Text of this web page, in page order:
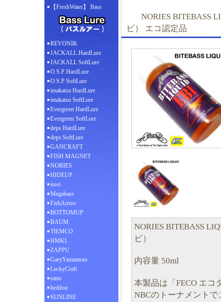
【FreshWater】 Bass
REVONIK
JACKALL HardLure
JACKALL SoftLure
O.S.P HardLure
O.S.P SoftLure
imakatsu HardLure
imakatsu SoftLure
Evergreen HardLure
Evergreen SoftLure
deps HardLure
deps SoftLure
GANCRAFT
FISH MAGNET
NORIES
HIDEUP
issei
Megabass
FishArrow
BOTTOMUP
BAUM
TIEMCO
HMKL
ZAPPU
GaryYamamoto
LuckyCraft
rains
heddon
SUNLINE
NORIES BITEBASS
ビ） エコ認定品
NORIES BITEBASS
ビ）
内容量 50ml
本製品は「FECO エコ
NBCのトーナメント